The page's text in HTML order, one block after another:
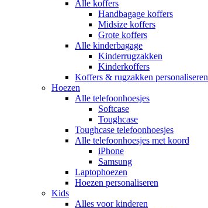
Alle koffers
Handbagage koffers
Midsize koffers
Grote koffers
Alle kinderbagage
Kinderrugzakken
Kinderkoffers
Koffers & rugzakken personaliseren
Hoezen
Alle telefoonhoesjes
Softcase
Toughcase
Toughcase telefoonhoesjes
Alle telefoonhoesjes met koord
iPhone
Samsung
Laptophoezen
Hoezen personaliseren
Kids
Alles voor kinderen